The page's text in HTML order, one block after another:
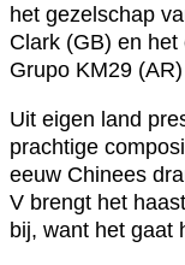
het gezelschap
Clark (GB) en
Grupo KM29
Uit eigen land
prachtige
eeuw Chinees
V brengt het
bij, want het gaat